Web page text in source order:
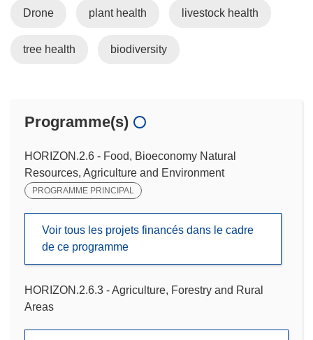
Drone plant health livestock health
tree health biodiversity
Programme(s)
HORIZON.2.6 - Food, Bioeconomy Natural
Resources, Agriculture and Environment
PROGRAMME PRINCIPAL
Voir tous les projets financés dans le cadre
de ce programme
HORIZON.2.6.3 - Agriculture, Forestry and Rural
Areas